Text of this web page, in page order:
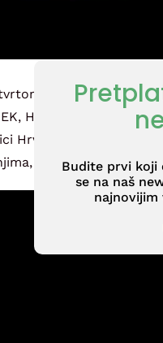
programu
Hrvoje Prpić. Teme
Hrvatskoj, kako
sigurnosnim
Budite prvi koji
se na naš
najnovijim